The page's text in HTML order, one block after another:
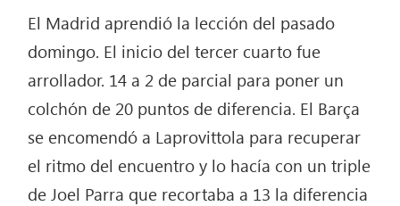
El Madrid aprendió la lección del pasado
domingo. El inicio del tercer cuarto fue
arrollador. 14 a 2 de parcial para poner un
colchón de 20 puntos de diferencia. El Barça
se encomendó a Laprovittola para recuperar
el ritmo del encuentro y lo hacía con un triple
de Joel Parra que recortaba a 13 la diferencia